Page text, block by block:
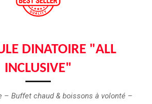
DINATOIRE "ALL
INCLUSIVE"
– Buffet chaud & boissons à volonté –